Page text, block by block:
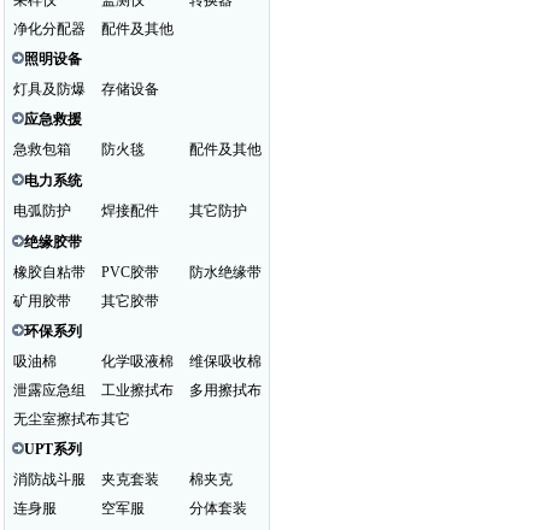
净化分配器
配件及其他
照明设备
灯具及防爆
存储设备
应急救援
急救包箱
防火毯
配件及其他
电力系统
电弧防护
焊接配件
其它防护
绝缘胶带
橡胶自粘带
PVC胶带
防水绝缘带
矿用胶带
其它胶带
环保系列
吸油棉
化学吸液棉
维保吸收棉
泄露应急组
工业擦拭布
多用擦拭布
无尘室擦拭布其它
UPT系列
消防战斗服
夹克套装
棉夹克
连身服
空军服
分体套装